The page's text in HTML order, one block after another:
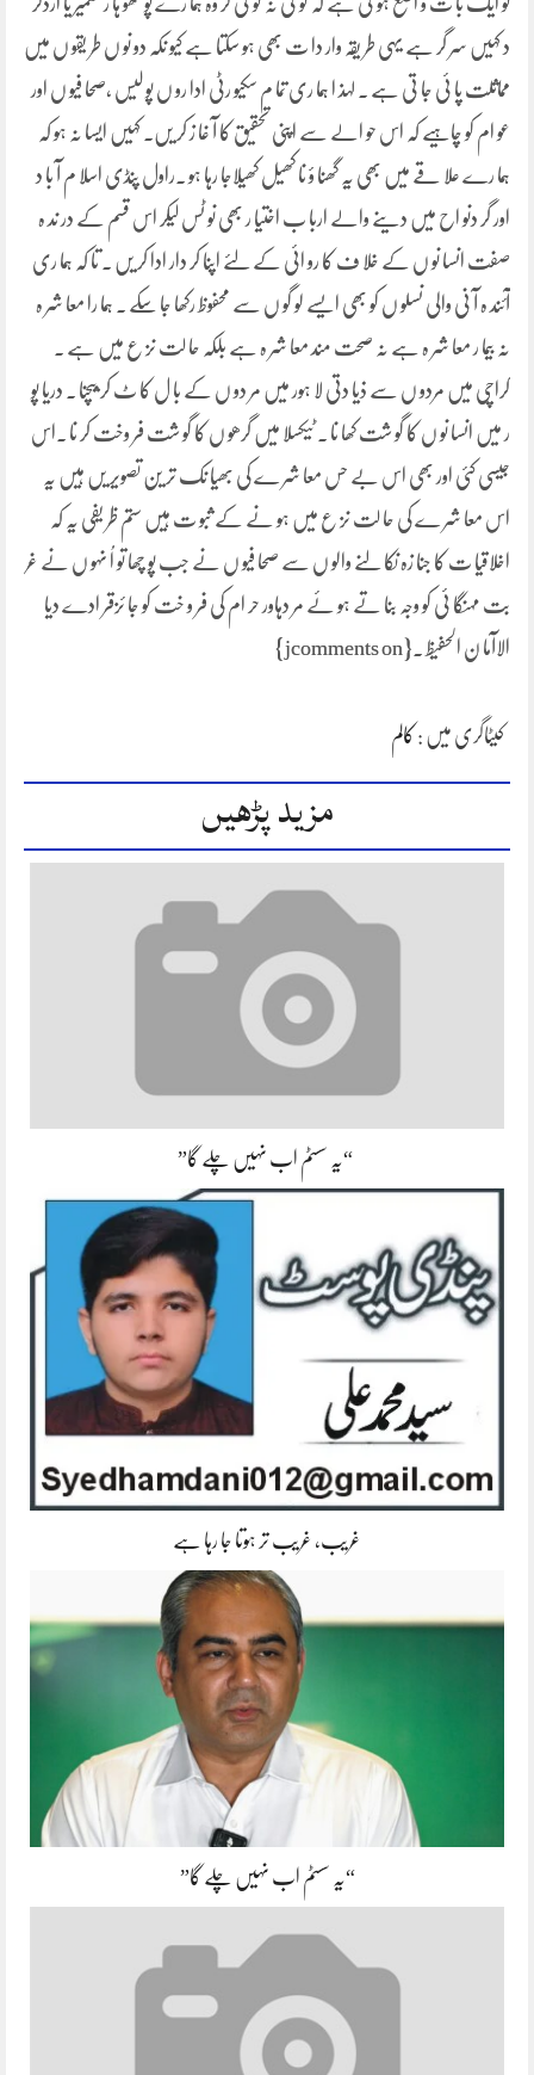
د کہیں سر گر ہے یہی طر یقہ وار دا ت بھی ہو سکتا ہے کیو نکہ دو نو ں طر یقو ں میں
مماثلت پا ئی جا تی ہے ۔ لہذ ا ہما ری تما م سکیو رٹی ادا رو ں پو لیس ،صحا فیو ں اور
عو ام کو چاہیے کہ اس حو الے سے اپنی تحقیق کا آ غا ز کر یں۔ کہیں ایسا نہ ہو کہ
ہما رے علا قے میں بھی یہ گھنا ؤ نا کھیل کھیلاجا رہا ہو ۔راول پنڈی اسلا م آ با د
اور گر دنو اح میں دینے والے اربا ب اختیا ر بھی نو ٹس لیکر اس قسم کے در ند ہ
صفت انسا نو ں کے خلا ف کا رو ائی کے لئے اپنا کر دار ادا کر یں ۔ تا کہ ہما ری
آئند ہ آ نی والی نسلو ں کو بھی ایسے لو گو ں سے محفوظ رکھا جا سکے ۔ ہما را معا شر ہ
نہ بیما ر معا شر ہ ہے نہ صحت مند معا شر ہ ہے بلکہ حا لت نز ع میں ہے ۔
کراچی میں مردو ں سے ذیا دتی لا ہور میں مر دو ں کے با ل کا ٹ کر بیچنا ۔ دریا پو
ر میں انسا نو ں کا گو شت کھا نا ۔ ٹیکسلا میں گرھو ں کا گو شت فر وخت کر نا ۔اس
جیسی کئی اور بھی اس بے حس معا شر ے کی بھیا نک تر ین تصویر یں ہیں یہ
اس معا شر ے کی حا لت نز ع میں ہو نے کے ثبو ت ہیں ستم ظر یفی یہ کہ
اخلاقیا ت کا جنا زہ نکا لنے والو ں سے صحا فیو ں نے جب پو چھا تو اُ نہو ں نے غر
بت مہنگا ئی کو وجہ بنا تے ہو ئے مر دہاور حر ام کی فر و خت کو جا ئزقر ادے دیا
الاآما ن الحفیظ ۔{jcomments on}
کیٹاگری میں : کالم
مزید پڑھیں
“یہ سسٹم اب نہیں چلے گا”
غریب، غریب تر ہوتا جا رہا ہے
“یہ سسٹم اب نہیں چلے گا”